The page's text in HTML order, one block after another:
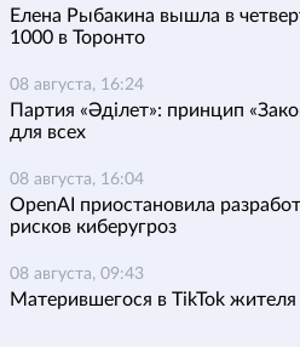
Елена Рыбакина вышла в
1000 в Торонто
08 августа, 16:24
Партия «Әділет»: принцип
для всех
08 августа, 16:04
OpenAI приостановила
рисков киберугроз
08 августа, 09:43
Матерившегося в TikTok жителя